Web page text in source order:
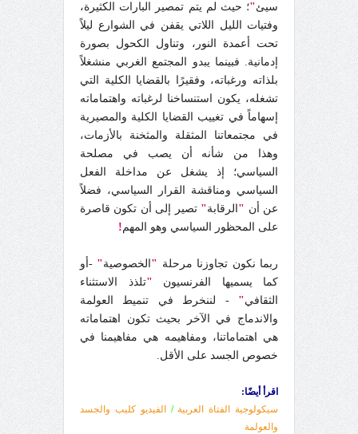
سيئ"؛ حيث لم يتم تمصير البارات الكثيرة،
وفتيات الليل اللاتي يقفن في الشوارع ليلاً
تحت أعمدة النور، وتناول الكحول بصورة
إدمانية. فبينما يبدو المجتمع الغربي منشغلاً
بلذاته ورغباته، وفقيرًا بالقضايا الكلية التي
تشغله، يكون استنساخنا لرغباته واهتماماته
إسهاماً في تغييب القضايا الكلية والمصيرية
في مجتمعاتنا المثقلة والمثخنة بالأزمات،
وهذا من شأنه أن يصب في مصلحة
السياسي؛ إذ يشغل عن مداخلة الفعل
السياسي ومناقشة القرار السياسي، فضلاً
عن أن " الرقابة" تصير إلى أن تكون قاصرة
على المحظور السياسي وهو المهم!
ربما نكون تجاوزنا مرحلة " الخصوصية" -أو
كما يسميها الفرنسيون "تلذذ الاستثناء
الثقافي" - لننخرط في تنميط العولمة
والاندماج في الآخر بحيث تكون اهتماماته
هي اهتماماتنا، ومفاهيمه هي مفاهيمنا في
خصوص الجسد على الأقل.
اقرأ أيضًا:
سيكولوجية الفتاة العربية /
الفيديو كليب والجسد
والعولمة